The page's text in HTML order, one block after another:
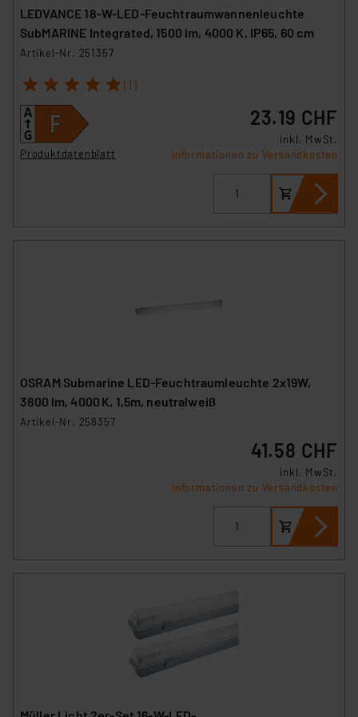
Beurteilung der mit der Datenübermittlung,
insbesondere der Art der übermittelten Daten,
verbundenen Risiken.“
LEDVANCE 18-W-LED-Feuchtraumwannenleuchte
SubMARINE Integrated, 1500 lm, 4000 K, IP65, 60 cm
Artikel-Nr. 251357
1 2 3 4 5 (1)
Produktdatenblatt
23.19 CHF
inkl. MwSt.
Informationen zu Versandkosten
OSRAM Submarine LED-Feuchtraumleuchte 2x19W,
3800 lm, 4000 K, 1,5m, neutralweiß
Artikel-Nr. 258357
41.58 CHF
inkl. MwSt.
Informationen zu Versandkosten